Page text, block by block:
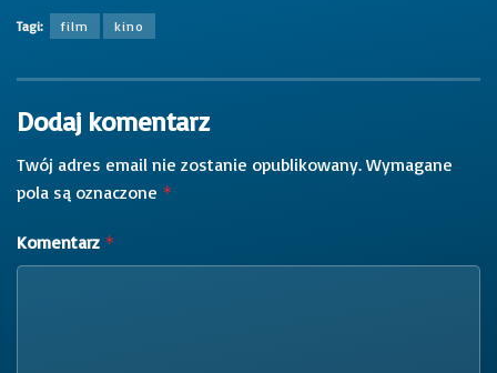
Tagi: film kino
Dodaj komentarz
Twój adres email nie zostanie opublikowany. Wymagane
pola są oznaczone *
Komentarz *